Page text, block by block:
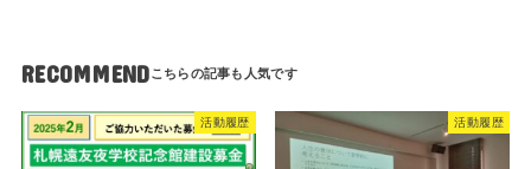
RECOMMEND
活動履歴 活動履歴